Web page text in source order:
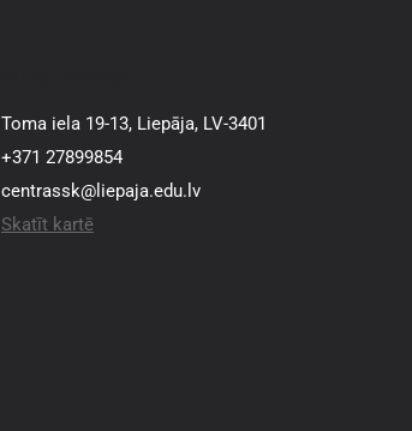
Toma iela 19-13, Liepāja, LV-3401
+371 27899854
centrassk@liepaja.edu.lv
Skatīt kartē